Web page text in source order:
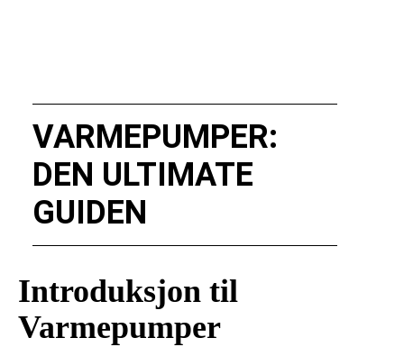
VARMEPUMPER:
DEN ULTIMATE
GUIDEN
Introduksjon til
Varmepumper